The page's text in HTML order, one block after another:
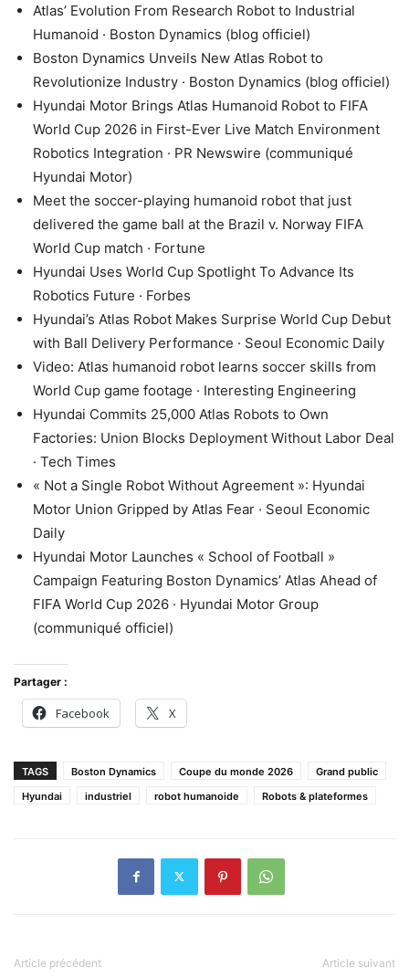
Atlas’ Evolution From Research Robot to Industrial
Humanoid · Boston Dynamics (blog officiel)
Boston Dynamics Unveils New Atlas Robot to
Revolutionize Industry · Boston Dynamics (blog officiel)
Hyundai Motor Brings Atlas Humanoid Robot to FIFA
World Cup 2026 in First-Ever Live Match Environment
Robotics Integration · PR Newswire (communiqué
Hyundai Motor)
Meet the soccer-playing humanoid robot that just
delivered the game ball at the Brazil v. Norway FIFA
World Cup match · Fortune
Hyundai Uses World Cup Spotlight To Advance Its
Robotics Future · Forbes
Hyundai’s Atlas Robot Makes Surprise World Cup Debut
with Ball Delivery Performance · Seoul Economic Daily
Video: Atlas humanoid robot learns soccer skills from
World Cup game footage · Interesting Engineering
Hyundai Commits 25,000 Atlas Robots to Own
Factories: Union Blocks Deployment Without Labor Deal
· Tech Times
« Not a Single Robot Without Agreement »: Hyundai
Motor Union Gripped by Atlas Fear · Seoul Economic
Daily
Hyundai Motor Launches « School of Football »
Campaign Featuring Boston Dynamics’ Atlas Ahead of
FIFA World Cup 2026 · Hyundai Motor Group
(communiqué officiel)
Partager :
Facebook X
TAGS Boston Dynamics Coupe du monde 2026
Grand public
Hyundai
industriel robot humanoide Robots & plateformes
Article précédent Article suivant